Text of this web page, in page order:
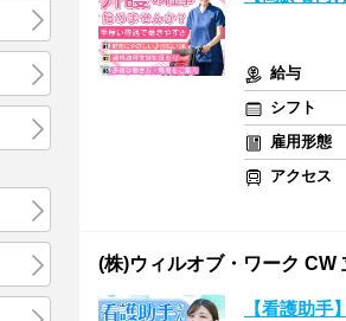
給与
シフト
雇用形態
アクセス
(株)ウィルオブ・ワーク CW
【看護助